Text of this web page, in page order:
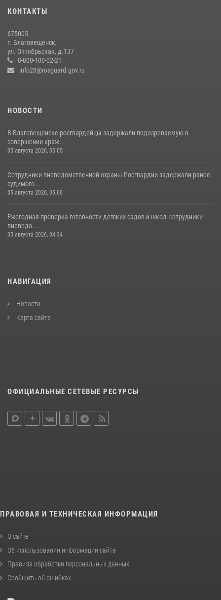
13 июля 2026, 03:27
охраны
23 июля 2026, 07:49
КОНТАКТЫ
675005
г. Благовещенск,
ул. Октябрьская, д.137
8-800-100-02-21
info28@rosguard.gov.ru
НОВОСТИ
В Благовещенске росгвардейцы задержали подозреваемую в
совершении краж...
05 августа 2026, 05:05
Сотрудники вневедомственной охраны Росгвардии задержали ранее
судимого...
05 августа 2026, 05:00
Ежегодная проверка готовности детских садов и школ: сотрудники
вневедо...
05 августа 2026, 04:34
НАВИГАЦИЯ
Новости
Карта сайта
ОФИЦИАЛЬНЫЕ СЕТЕВЫЕ РЕСУРСЫ
ПРАВОВАЯ И ТЕХНИЧЕСКАЯ ИНФОРМАЦИЯ
О сайте
Об использовании информации сайта
Правила обработки персональных данных
Сообщить об ошибках